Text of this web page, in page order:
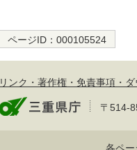
ページID： 000105524
リンク・著作権・免責事項・
〒514-